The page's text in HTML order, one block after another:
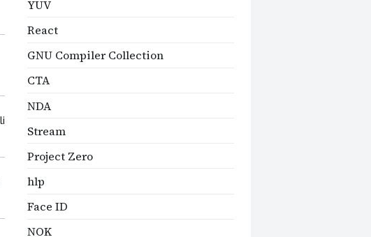
YUV
React
GNU Compiler Collection
CTA
NDA
Stream
Project Zero
hlp
Face ID
NOK